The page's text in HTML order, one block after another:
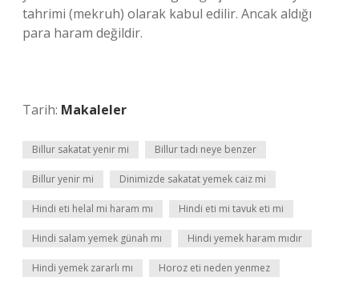
tahrimi (mekruh) olarak kabul edilir. Ancak aldığı
para haram değildir.
Tarih: Makaleler
Billur sakatat yenir mi Billur tadı neye benzer
Billur yenir mi Dinimizde sakatat yemek caiz mi
Hindi eti helal mi haram mı Hindi eti mi tavuk eti mi
Hindi salam yemek günah mı Hindi yemek haram mıdır
Hindi yemek zararlı mı Horoz eti neden yenmez